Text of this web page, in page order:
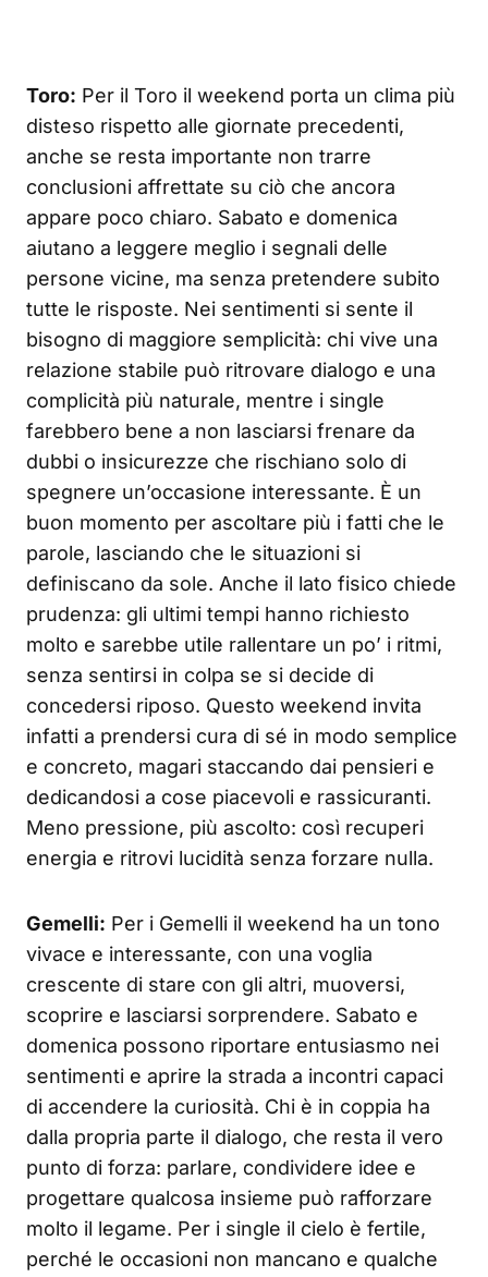
Toro: Per il Toro il weekend porta un clima più
disteso rispetto alle giornate precedenti,
anche se resta importante non trarre
conclusioni affrettate su ciò che ancora
appare poco chiaro. Sabato e domenica
aiutano a leggere meglio i segnali delle
persone vicine, ma senza pretendere subito
tutte le risposte. Nei sentimenti si sente il
bisogno di maggiore semplicità: chi vive una
relazione stabile può ritrovare dialogo e una
complicità più naturale, mentre i single
farebbero bene a non lasciarsi frenare da
dubbi o insicurezze che rischiano solo di
spegnere un’occasione interessante. È un
buon momento per ascoltare più i fatti che le
parole, lasciando che le situazioni si
definiscano da sole. Anche il lato fisico chiede
prudenza: gli ultimi tempi hanno richiesto
molto e sarebbe utile rallentare un po’ i ritmi,
senza sentirsi in colpa se si decide di
concedersi riposo. Questo weekend invita
infatti a prendersi cura di sé in modo semplice
e concreto, magari staccando dai pensieri e
dedicandosi a cose piacevoli e rassicuranti.
Meno pressione, più ascolto: così recuperi
energia e ritrovi lucidità senza forzare nulla.
Gemelli: Per i Gemelli il weekend ha un tono
vivace e interessante, con una voglia
crescente di stare con gli altri, muoversi,
scoprire e lasciarsi sorprendere. Sabato e
domenica possono riportare entusiasmo nei
sentimenti e aprire la strada a incontri capaci
di accendere la curiosità. Chi è in coppia ha
dalla propria parte il dialogo, che resta il vero
punto di forza: parlare, condividere idee e
progettare qualcosa insieme può rafforzare
molto il legame. Per i single il cielo è fertile,
perché le occasioni non mancano e qualche